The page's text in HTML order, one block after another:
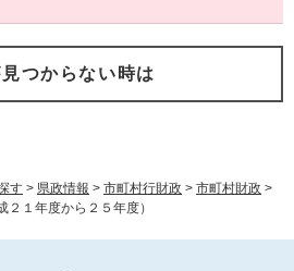
す > 県政情報 > 市町村行財政 > 市町村財政 >
１年度から２５年度）
つからない時は